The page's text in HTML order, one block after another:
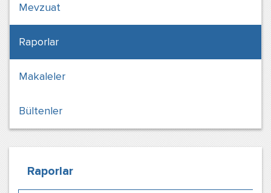
Mevzuat
Raporlar
Makaleler
Bültenler
Raporlar